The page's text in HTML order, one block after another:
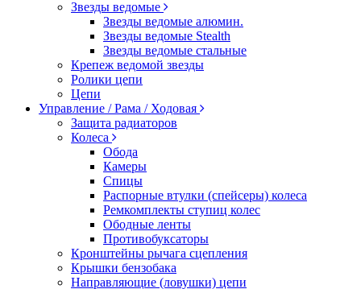
Звезды ведомые
Звезды ведомые алюмин.
Звезды ведомые Stealth
Звезды ведомые стальные
Крепеж ведомой звезды
Ролики цепи
Цепи
Управление / Рама / Ходовая
Защита радиаторов
Колеса
Обода
Камеры
Спицы
Распорные втулки (спейсеры) колеса
Ремкомплекты ступиц колес
Ободные ленты
Противобуксаторы
Кронштейны рычага сцепления
Крышки бензобака
Направляющие (ловушки) цепи